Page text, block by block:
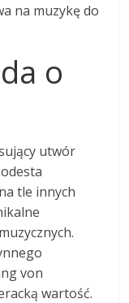
na muzykę do
o
utwór
tle innych
von
wartość.